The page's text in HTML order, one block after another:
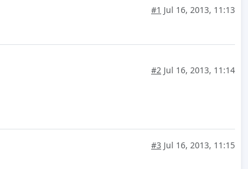
#1 Jul 16, 2013, 11:13
#2 Jul 16, 2013, 11:14
#3 Jul 16, 2013, 11:15